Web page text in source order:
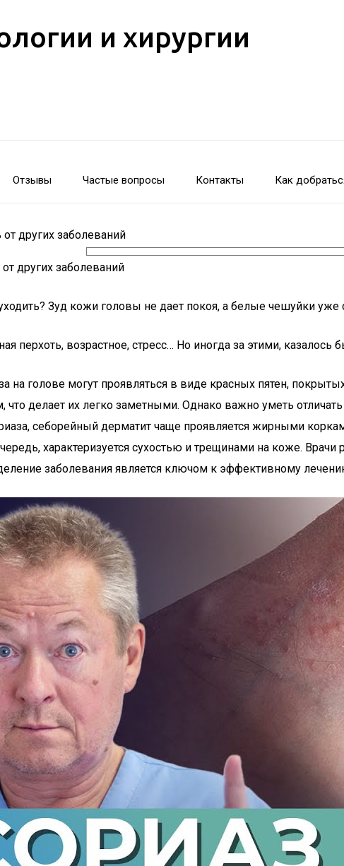
и хирургии
Отзывы Частые вопросы Контакты Как
других заболеваний
других заболеваний
Зуд кожи головы не дает покоя, а белые чешуйки
перхоть, возрастное, стресс… Но иногда за этими,
на голове могут проявляться в виде красных пятен,
делает их легко заметными. Однако важно уметь
себорейный дерматит чаще проявляется жирными
характеризуется сухостью и трещинами на коже. Врачи
заболевания является ключом к эффективному